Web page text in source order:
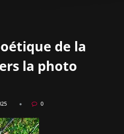
de la
la photo
0